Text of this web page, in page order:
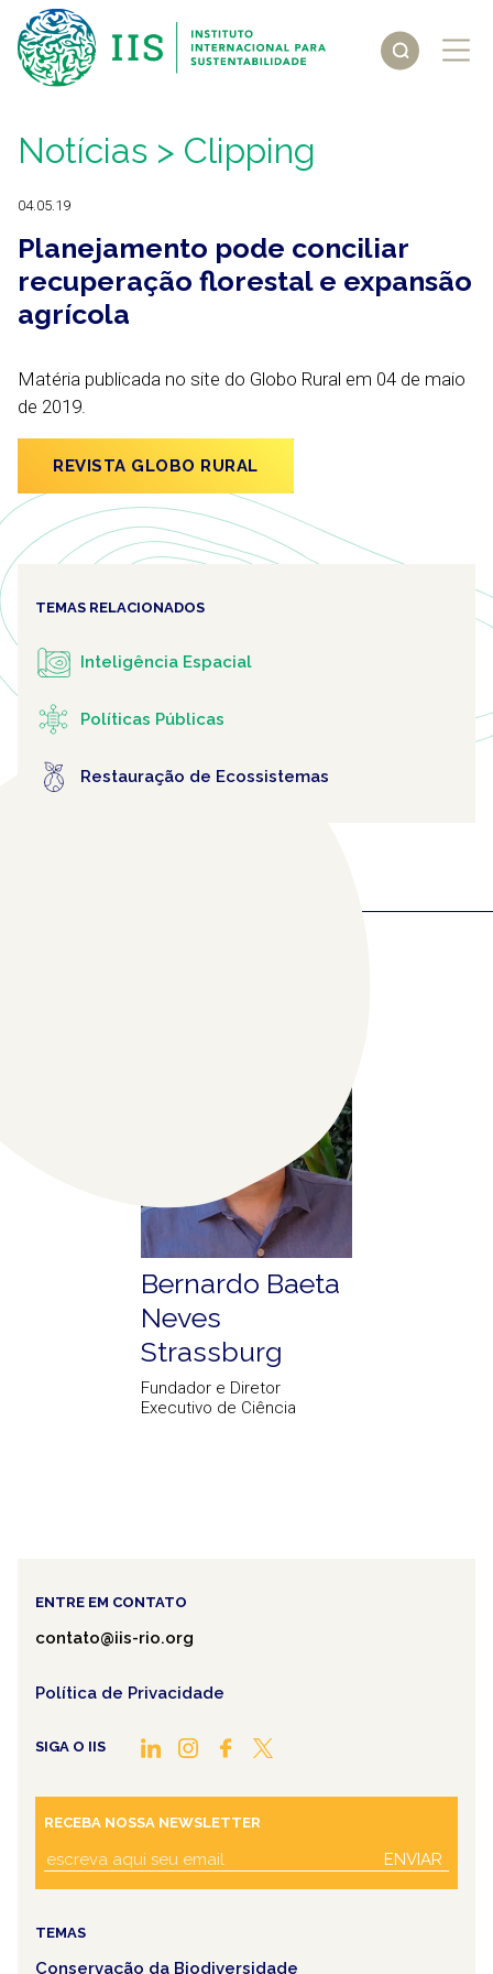
Notícias > Clipping
04.05.19
Planejamento pode conciliar
recuperação florestal e expansão
agrícola
Matéria publicada no site do Globo Rural em 04 de maio
de 2019.
REVISTA GLOBO RURAL
TEMAS RELACIONADOS
Inteligência Espacial
Políticas Públicas
Restauração de Ecossistemas
Bernardo Baeta
Neves
Strassburg
Fundador e Diretor
Executivo de Ciência
ENTRE EM CONTATO
contato@iis-rio.org
Política de Privacidade
SIGA O IIS
RECEBA NOSSA NEWSLETTER
ENVIAR
TEMAS
Conservação da Biodiversidade